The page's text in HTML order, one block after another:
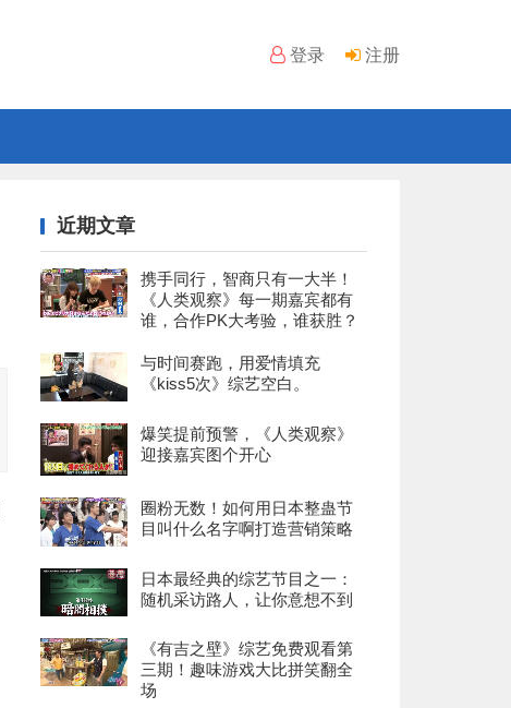
登录 注册
近期文章
携手同行，智商只有一大半！
《人类观察》每一期嘉宾都有
谁，合作PK大考验，谁获胜？
与时间赛跑，用爱情填充
《kiss5次》综艺空白。
爆笑提前预警，《人类观察》
迎接嘉宾图个开心
圈粉无数！如何用日本整蛊节
目叫什么名字啊打造营销策略
日本最经典的综艺节目之一：
随机采访路人，让你意想不到
《有吉之壁》综艺免费观看第
三期！趣味游戏大比拼笑翻全
场